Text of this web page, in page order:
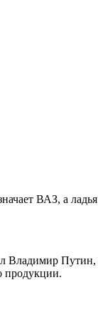
ВАЗ, а
продукции.